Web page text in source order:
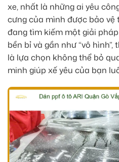
xe, nhất là những ai yêu
cưng của mình được bảo vệ
đang tìm kiếm một giải pháp
bền bỉ và gần như “vô hình”,
là lựa chọn không thể bỏ
minh giúp xế yêu của bạn